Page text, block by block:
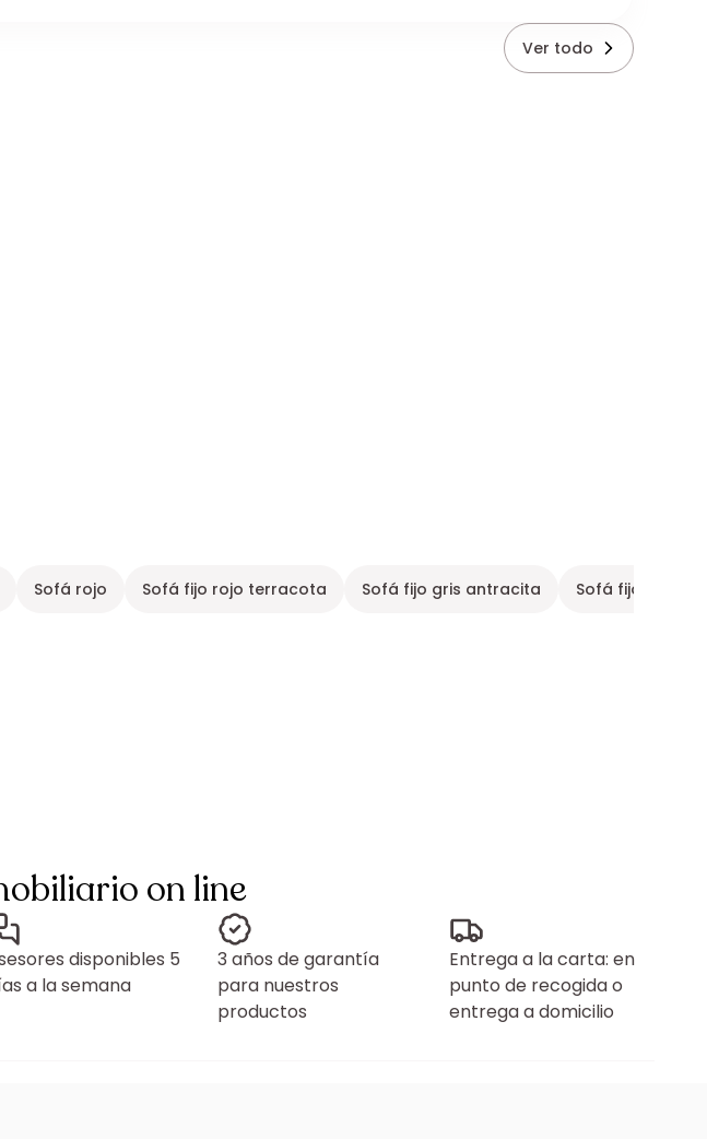
Ver todo
Sofá rojo Sofá fijo rojo terracota Sofá fijo gris antracita Sofá fijo 4
on line
disponibles 5
a la semana
3 años de garantía
para nuestros
productos
Entrega a la carta: en
punto de recogida o
entrega a domicilio